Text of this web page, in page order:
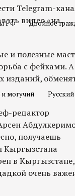
РФ Двойное
могучий Русский
Telegram-
видео «на
и полезные
с фейками. А
изданий,
редактор
получаешь
Кыргызстана
в Кыргызстане,
очень